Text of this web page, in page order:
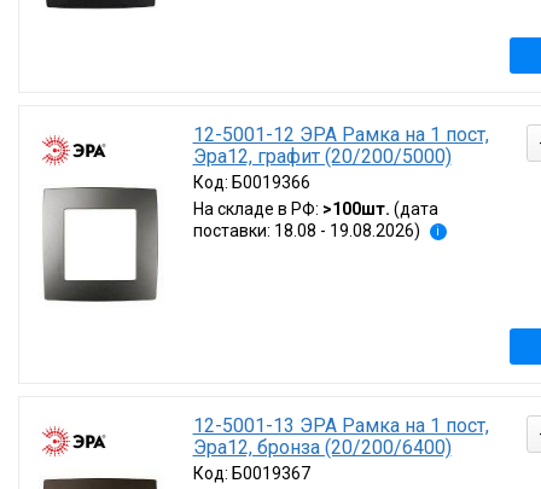
12-5001-12 ЭРА Рамка на 1 пост,
Эра12, графит (20/200/5000)
Код: Б0019366
На складе в РФ: >100шт. (дата
поставки: 18.08 - 19.08.2026)
i
12-5001-13 ЭРА Рамка на 1 пост,
Эра12, бронза (20/200/6400)
Код: Б0019367